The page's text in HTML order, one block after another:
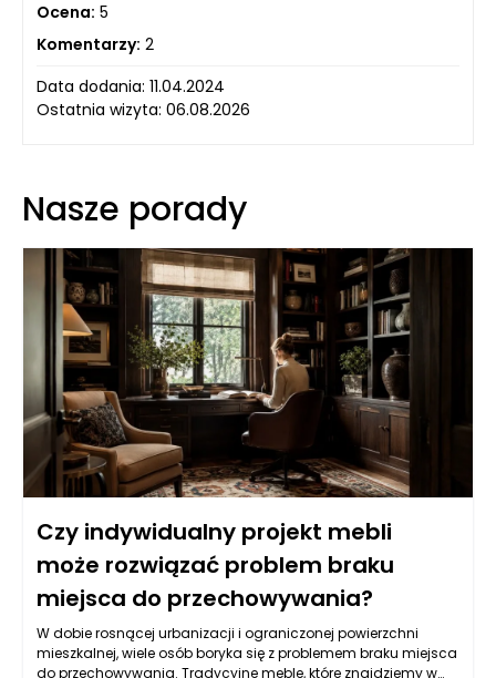
Ocena: 5
Komentarzy: 2
Data dodania: 11.04.2024
Ostatnia wizyta: 06.08.2026
Nasze porady
Czy indywidualny projekt mebli
może rozwiązać problem braku
miejsca do przechowywania?
W dobie rosnącej urbanizacji i ograniczonej powierzchni
mieszkalnej, wiele osób boryka się z problemem braku miejsca
do przechowywania. Tradycyjne meble, które znajdziemy w